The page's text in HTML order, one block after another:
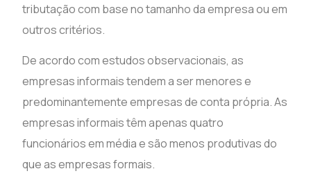
tributação com base no tamanho da empresa ou em
outros critérios.
De acordo com estudos observacionais, as
empresas informais tendem a ser menores e
predominantemente empresas de conta própria. As
empresas informais têm apenas quatro
funcionários em média e são menos produtivas do
que as empresas formais.